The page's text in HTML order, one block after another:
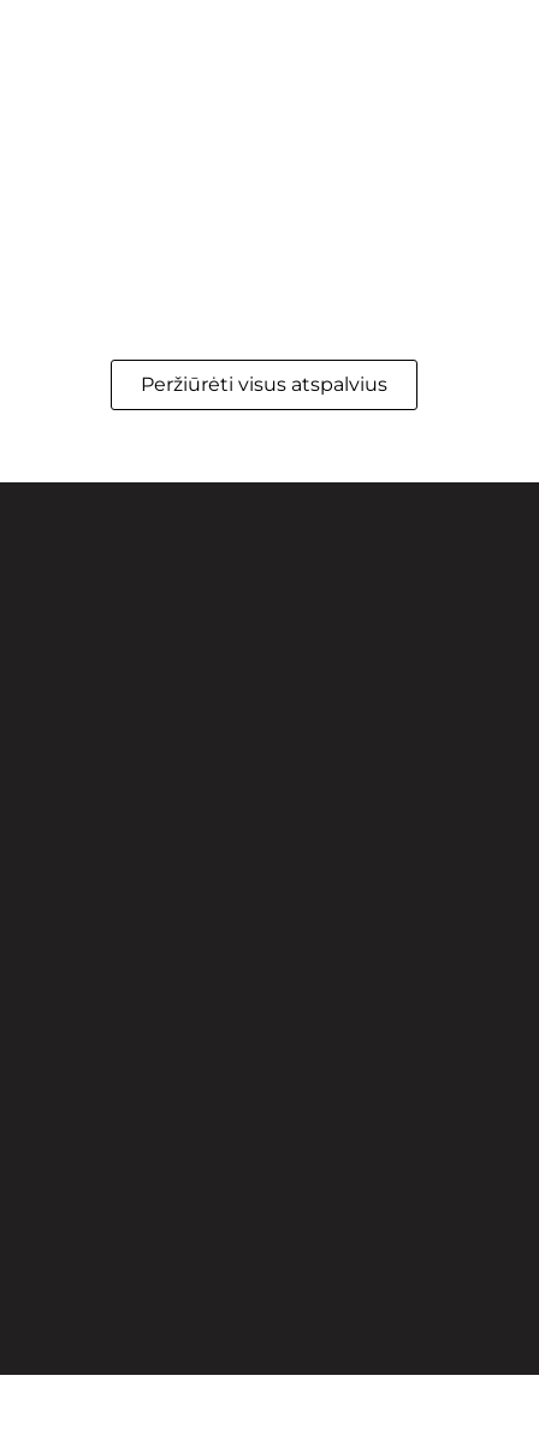
Peržiūrėti visus atspalvius